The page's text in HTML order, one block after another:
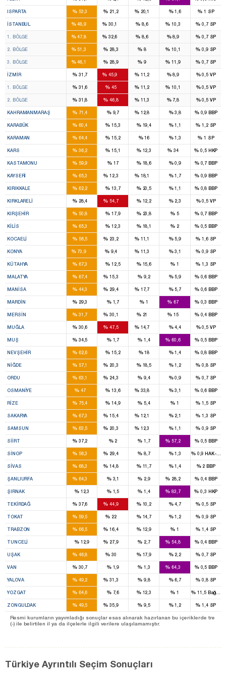
ISPARTA %53,3 % 21,2 %20,1 %1,6 %1 SP
İSTANBUL %48,9 %30,1 % 8,6 % 10,3 % 0,7 SP
1. BÖLGE %47,8 %32,6 % 8,6 %8,9 % 0,7 SP
2. BÖLGE %51,3 % 28,3 % 8 % 10,1 % 0,9 SP
3. BÖLGE %48,1 % 28,9 % 9 % 11,9 % 0,7 SP
İZMIR %31,7 %45,9 %11,2 %8,9 %0,5VP
1. BÖLGE %31,6 % 45 %11,2 % 10,1 %0,5VP
2. BÖLGE %31,8 % 46,8 %11,3 %7,8 %0,5VP
KAHRAMANMARAŞ %71,4 %9,7 %12,8 %3,8 %0,9BBP
KARABÜK %60,4 % 15,3 %19,4 %1,1 % 1,2 SP
KARAMAN %64,4 % 15,2 %16 %1,3 %1 SP
KARS %36,2 % 15,1 %12,3 % 34 % 0,5 HKP
KASTAMONU %59,9 % 17 %18,6 %0,9 %0,7BBP
KAYSERI %65,3 % 12,3 %18,1 %1,7 %0,9BBP
KIRIKKALE %62,2 % 13,7 %20,5 %1,1 %0,8BBP
KIRKLARELI %28,4 % 54,7 %12,2 %2,3 %0,5VP
KIRŞEHIR %50,8 % 17,9 %23,8 % 5 %0,7BBP
KILIS %65,3 % 12,3 %18,1 % 2 %0,5BBP
KOCAELI %56,5 % 23,2 %11,1 %5,9 % 1,6 SP
KONYA %73,9 %9,4 %11,3 %3,1 % 0,9 SP
KÜTAHYA %67,3 % 12,5 %15,6 % 1 % 1,3 SP
MALATYA %67,4 % 15,3 % 9,2 %5,9 %0,6BBP
MANISA %44,3 % 29,4 %17,7 %5,7 %0,6BBP
MARDIN %29,3 %1,7 %1 % 67 %0,3BBP
MERSIN %31,7 % 30,1 %21 % 15 %0,4BBP
MUĞLA %30,6 % 47,5 %14,7 %4,4 %0,5VP
MUŞ %34,5 %1,7 % 1,4 % 60,6 %0,5BBP
NEVŞEHIR %62,6 % 15,2 %18 %1,4 %0,8BBP
NIĞDE %57,1 % 20,3 %18,5 %1,2 % 0,8 SP
ORDU %63,1 % 24,3 % 9,4 %0,9 % 0,7 SP
OSMANIYE %47 % 13,6 %33,8 %3,1 %0,6BBP
RIZE %75,4 % 14,9 % 5,4 % 1 % 1,5 SP
SAKARYA %67,3 % 15,4 %12,1 %2,1 % 1,3 SP
SAMSUN %63,5 % 20,3 %12,3 %1,1 % 0,9 SP
SIIRT %37,2 %2 % 1,7 % 57,2 %0,5BBP
SINOP %56,3 % 29,4 % 8,7 %1,3 %0,9HAK-PAR
SIVAS %68,3 % 14,8 %11,7 %1,4 %2BBP
ŞANLIURFA %64,3 %3,1 % 2,9 % 28,2 %0,4BBP
ŞIRNAK %12,3 %1,5 % 1,4 % 83,7 % 0,3 HKP
TEKIRDAĞ %37,6 % 44,9 %10,2 %4,7 % 0,5 SP
TOKAT %59,5 % 22 %14,7 %1,2 % 0,9 SP
TRABZON %66,5 % 16,4 %12,9 % 1 % 1,4 SP
TUNCELI %12,9 % 27,9 % 2,7 % 54,8 %0,4BBP
UŞAK %46,8 % 30 %17,9 %2,2 % 0,7 SP
VAN %30,7 %1,9 % 1,3 % 64,3 %0,5BBP
YALOVA %49,2 % 31,3 % 9,8 %6,7 % 0,8 SP
YOZGAT %64,6 %7,6 %12,3 % 1 % 11,5
ZONGULDAK %49,5 % 35,9 % 9,5 %1,2 % 1,4 SP
Resmi kurumların yayımladığı sonuçlar esas alınarak hazırlanan bu içeriklerde tre
(-) ile belirtilen il ya da ilçelerle ilgili verilere ulaşılamamıştır.
Türkiye Ayrıntılı Seçim Sonuçları